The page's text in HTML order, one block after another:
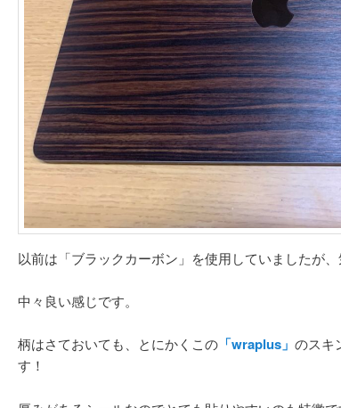
以前は「ブラックカーボン」を使用していましたが、
中々良い感じです。
柄はさておいても、とにかくこの「wraplus」 のスキ
す！